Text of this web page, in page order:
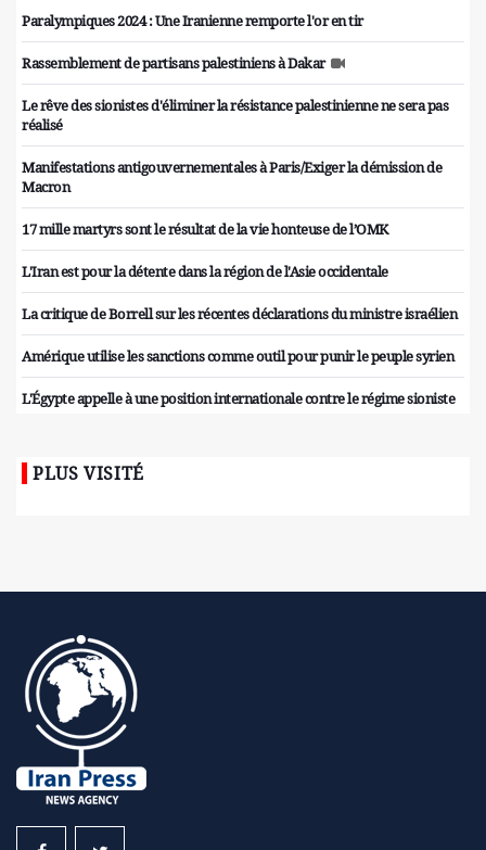
Paralympiques 2024 : Une Iranienne remporte l'or en tir
Rassemblement de partisans palestiniens à Dakar
Le rêve des sionistes d'éliminer la résistance palestinienne ne sera pas
réalisé
Manifestations antigouvernementales à Paris/Exiger la démission de
Macron
17 mille martyrs sont le résultat de la vie honteuse de l’OMK
L'Iran est pour la détente dans la région de l'Asie occidentale
La critique de Borrell sur les récentes déclarations du ministre israélien
Amérique utilise les sanctions comme outil pour punir le peuple syrien
L'Égypte appelle à une position internationale contre le régime sioniste
PLUS VISITÉ